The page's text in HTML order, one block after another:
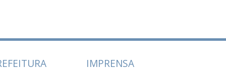
IMPRENSA